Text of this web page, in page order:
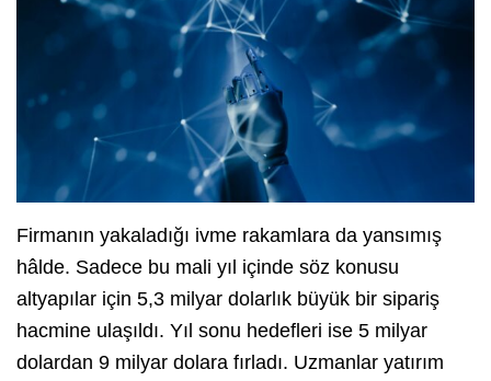
Firmanın yakaladığı ivme rakamlara da yansımış
hâlde. Sadece bu mali yıl içinde söz konusu
altyapılar için 5,3 milyar dolarlık büyük bir sipariş
hacmine ulaşıldı. Yıl sonu hedefleri ise 5 milyar
dolardan 9 milyar dolara fırladı. Uzmanlar yatırım